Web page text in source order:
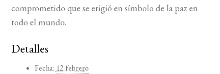
comprometido que se erigió en símbolo de la paz en
todo el mundo.
Detalles
Fecha:12 febrero